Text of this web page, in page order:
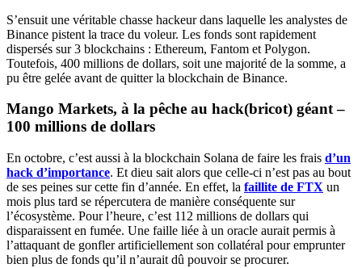
S’ensuit une véritable chasse hackeur dans laquelle les analystes de
Binance pistent la trace du voleur. Les fonds sont rapidement
dispersés sur 3 blockchains : Ethereum, Fantom et Polygon.
Toutefois, 400 millions de dollars, soit une majorité de la somme, a
pu être gelée avant de quitter la blockchain de Binance.
Mango Markets, à la pêche au hack(bricot) géant –
100 millions de dollars
En octobre, c’est aussi à la blockchain Solana de faire les frais d’un
hack d’importance. Et dieu sait alors que celle-ci n’est pas au bout
de ses peines sur cette fin d’année. En effet, la faillite de FTX un
mois plus tard se répercutera de manière conséquente sur
l’écosystème. Pour l’heure, c’est 112 millions de dollars qui
disparaissent en fumée. Une faille liée à un oracle aurait permis à
l’attaquant de gonfler artificiellement son collatéral pour emprunter
bien plus de fonds qu’il n’aurait dû pouvoir se procurer.